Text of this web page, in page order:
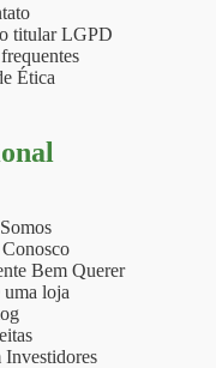
titular LGPD
Ética
Bem Querer
loja
Investidores